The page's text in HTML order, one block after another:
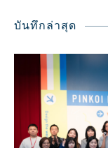
บันทึกล่าสุด